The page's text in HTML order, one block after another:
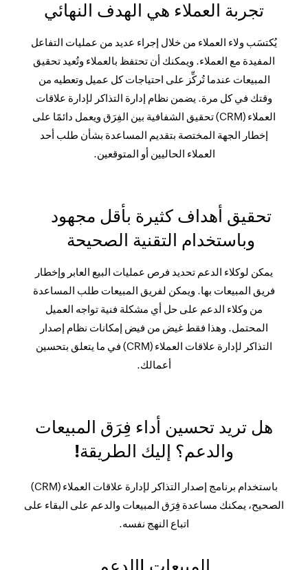
تجربة العملاء هي الهدف النهائي
يُكتسَب ولاء العملاء من خلال إجراء عديد من عمليات التفاعل
المفيدة مع العملاء. ويمكنك أن تحتفظ بالعملاء وتُعيد تحقيق
المبيعات عندما تُركِّز على احتياجات كل عميل وتعطيه من
وقتك في كل مرة. يضمن نظام إدارة التذاكر لإدارة علاقات
العملاء (CRM) تحقيق الشفافية بين الفِرَق ويعمل دائمًا على
إخطار الجهة المختصة بتقديم المساعدة بشأن طلب أحد
العملاء الحاليين أو المتوقعين.
تحقيق أهداف كثيرة بأقل مجهود
وباستخدام التقنية الصحيحة
يمكن لوكلاء الدعم تحديد فرص عمليات البيع العابر وإخطار
فريق المبيعات بها. ويمكن لفريق المبيعات طلب المساعدة
من وكلاء الدعم على حل أي مشكلة فنية تواجه العميل
المحتمل. وهذا فقط غيض من فيض إمكانات نظام إصدار
التذاكر لإدارة علاقات العملاء (CRM) في ما يتعلق بتحسين
أعمالك.
هل تريد تحسين أداء فِرَق المبيعات
والدعم؟ إليك الطريقة!
باستخدام برنامج إصدار التذاكر لإدارة علاقات العملاء (CRM)
الصحيح، يمكنك مساعدة فِرَق المبيعات والدعم على البقاء على
اتباع النهج نفسه.
المبيعات | الدعم